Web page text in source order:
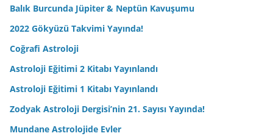
Balık Burcunda Jüpiter & Neptün Kavuşumu
2022 Gökyüzü Takvimi Yayında!
Coğrafi Astroloji
Astroloji Eğitimi 2 Kitabı Yayınlandı
Astroloji Eğitimi 1 Kitabı Yayınlandı
Zodyak Astroloji Dergisi’nin 21. Sayısı Yayında!
Mundane Astrolojide Evler